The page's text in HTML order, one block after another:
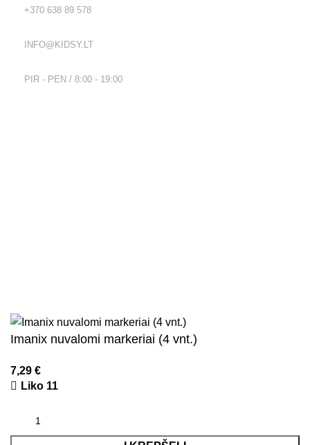
+370 638 89 578
INFO@KIDSY.LT
PIR - PEN / 8:00 - 19:00
Imanix nuvalomi markeriai (4 vnt.)
7,29 €
Liko 11